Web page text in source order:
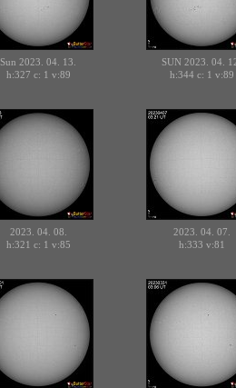
Sun 2023. 04. 13.
h:327 c: 1 v:89
SUN 2023. 04.
h:344 c: 1 v:89
2023. 04. 08.
h:321 c: 1 v:85
2023. 04. 07.
h:333 v:81